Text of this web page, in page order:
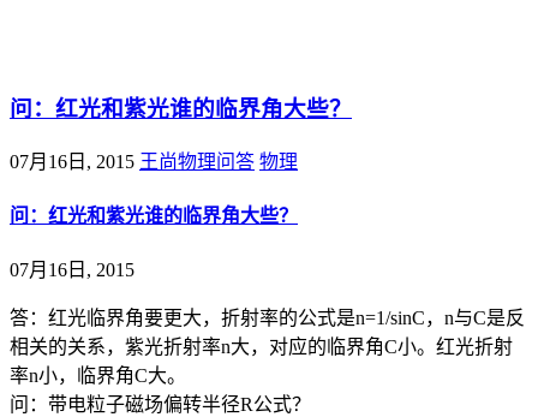
问：红光和紫光谁的临界角大些？
07月16日, 2015 王尚物理问答 物理
问：红光和紫光谁的临界角大些？
07月16日, 2015
答：红光临界角要更大，折射率的公式是n=1/sinC，n与C是反
相关的关系，紫光折射率n大，对应的临界角C小。红光折射
率n小，临界角C大。
问：带电粒子磁场偏转半径R公式？